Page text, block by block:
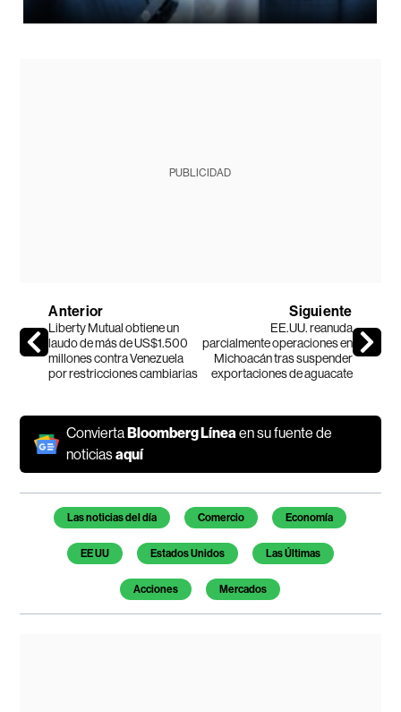
PUBLICIDAD
Anterior
Liberty Mutual obtiene un
laudo de más de US$1.500
millones contra Venezuela
por restricciones cambiarias
Siguiente
EE.UU. reanuda
parcialmente operaciones en
Michoacán tras suspender
exportaciones de aguacate
ConviertaBloomberg Líneaen su fuente de
noticiasaquí
Temas de este artículo
Las noticias del día Comercio Economía
EE UU Estados Unidos Las Últimas
Acciones Mercados